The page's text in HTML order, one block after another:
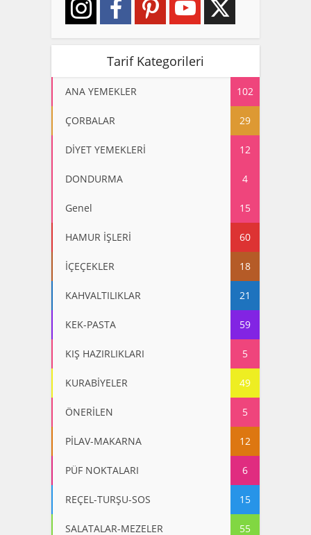
Tarif Kategorileri
ANA YEMEKLER 102
ÇORBALAR 29
DİYET YEMEKLERİ 12
DONDURMA 4
Genel 15
HAMUR İŞLERİ 60
İÇEÇEKLER 18
KAHVALTILIKLAR 21
KEK-PASTA 59
KIŞ HAZIRLIKLARI 5
KURABİYELER 49
ÖNERİLEN 5
PİLAV-MAKARNA 12
PÜF NOKTALARI 6
REÇEL-TURŞU-SOS 15
SALATALAR-MEZELER 55